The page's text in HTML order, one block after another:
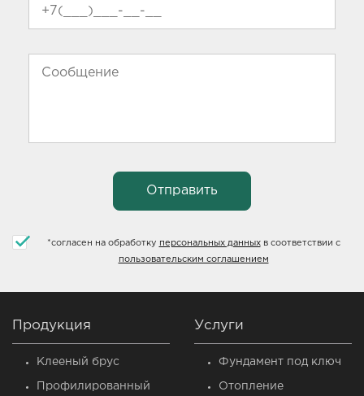
*согласен на обработку персональных данныхв соответствии с
пользовательским соглашением
Продукция
Клееный брус
Профилированный
Услуги
Фундамент под ключ
Отопление